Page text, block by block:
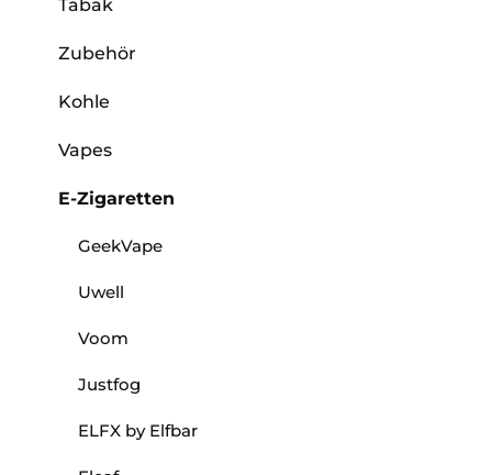
Tabak
Zubehör
Kohle
Vapes
E-Zigaretten
GeekVape
Uwell
Voom
Justfog
ELFX by Elfbar